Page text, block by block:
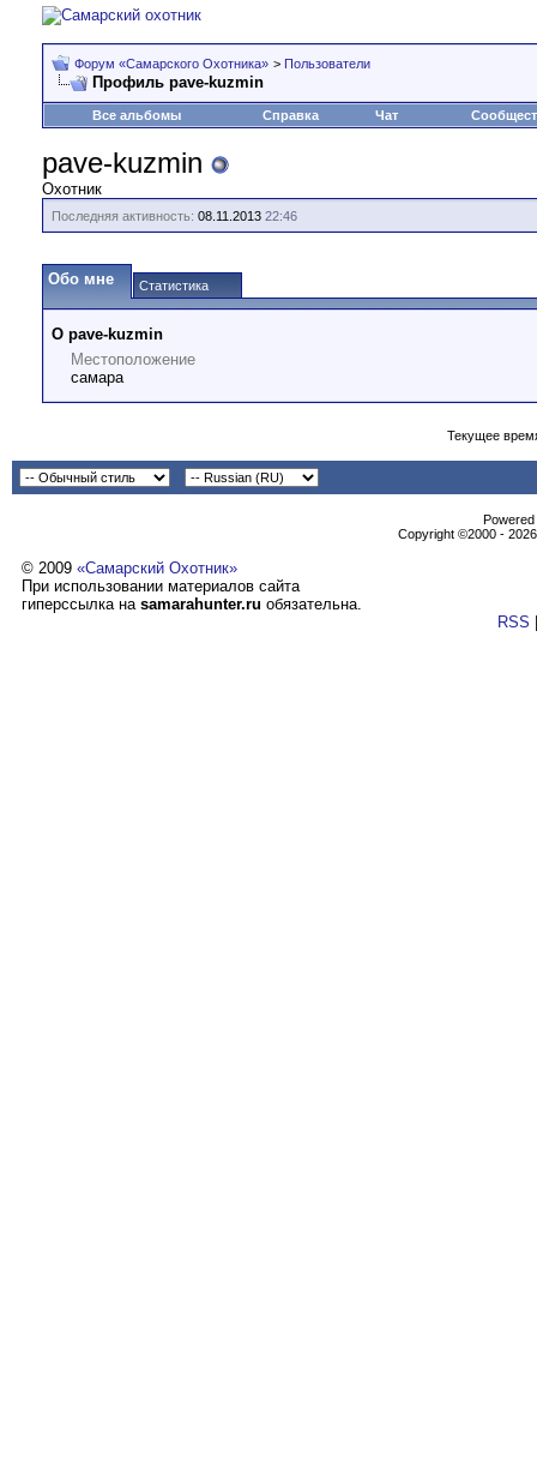
Форум «Самарского Охотника» > Пользователи
Профиль pave-kuzmin
Все альбомы Справка Чат
pave-kuzmin
Охотник
Последняя активность: 08.11.2013 22:46
Обо мне Статистика
О pave-kuzmin
Местоположение
самара
Текущее
Copyright ©2000 -
© 2009 «Самарский Охотник»
При использовании материалов сайта
гиперссылка на samarahunter.ru обязательна.
RSS